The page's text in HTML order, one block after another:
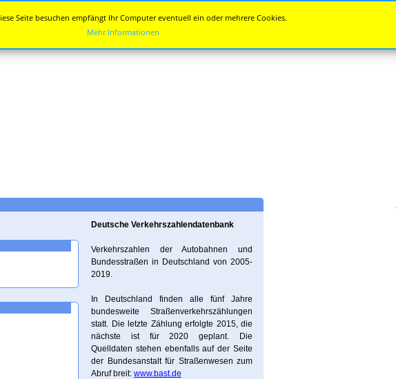
Deutsche Verkehrszahlendatenbank
Verkehrszahlen der Autobahnen und
Bundesstraßen in Deutschland von 2005-
2019.
In Deutschland finden alle fünf Jahre
bundesweite Straßenverkehrszählungen
statt. Die letzte Zählung erfolgte 2015, die
nächste ist für 2020 geplant. Die
Quelldaten stehen ebenfalls auf der Seite
der Bundesanstalt für Straßenwesen zum
Abruf breit: www.bast.de
Seite besuchen empfängt Ihr Computer eventuell ein oder mehrere Cookies.
Mehr Informationen